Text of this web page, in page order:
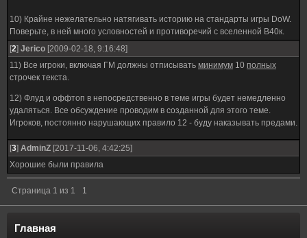
10) Крайне нежелательно натягивать историю на стандарты игры DoW.
Поверьте, в ней много условностей и противоречий с вселенной В40к.
[2] Jerico [2009-02-18, 9:16:48]
11) Все игроки, включая ГМ должны отписывать минимум 10 полных
строчек текста.
12) Флуд и оффтоп в непосредственно в теме игры будет немедленно
удаляться. Все обсуждение проводим в созданной для этого теме.
Игроков, постоянно нарушающих правило 12 - буду наказывать предами.
[3] AdminZ [2017-11-06, 4:42:25]
Хорошие были правила
Страница 1 из 1 1
Главная